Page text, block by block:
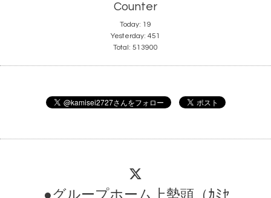
Counter
Today: 19
Yesterday: 451
Total: 513900
●グループホーム上勢頭（ｶﾐｾ